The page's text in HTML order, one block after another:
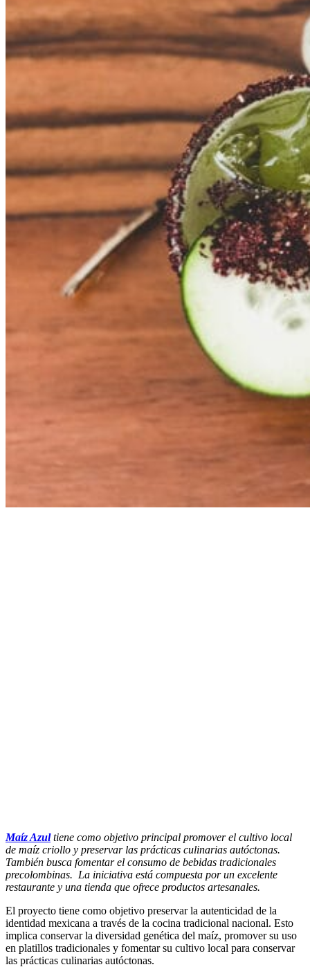
Maíz Azul tiene como objetivo principal promover el cultivo local
de maíz criollo y preservar las prácticas culinarias autóctonas.
También busca fomentar el consumo de bebidas tradicionales
precolombinas. La iniciativa está compuesta por un excelente
restaurante y una tienda que ofrece productos artesanales.
El proyecto tiene como objetivo preservar la autenticidad de la
identidad mexicana a través de la cocina tradicional nacional. Esto
implica conservar la diversidad genética del maíz, promover su uso
en platillos tradicionales y fomentar su cultivo local para conservar
las prácticas culinarias autóctonas.